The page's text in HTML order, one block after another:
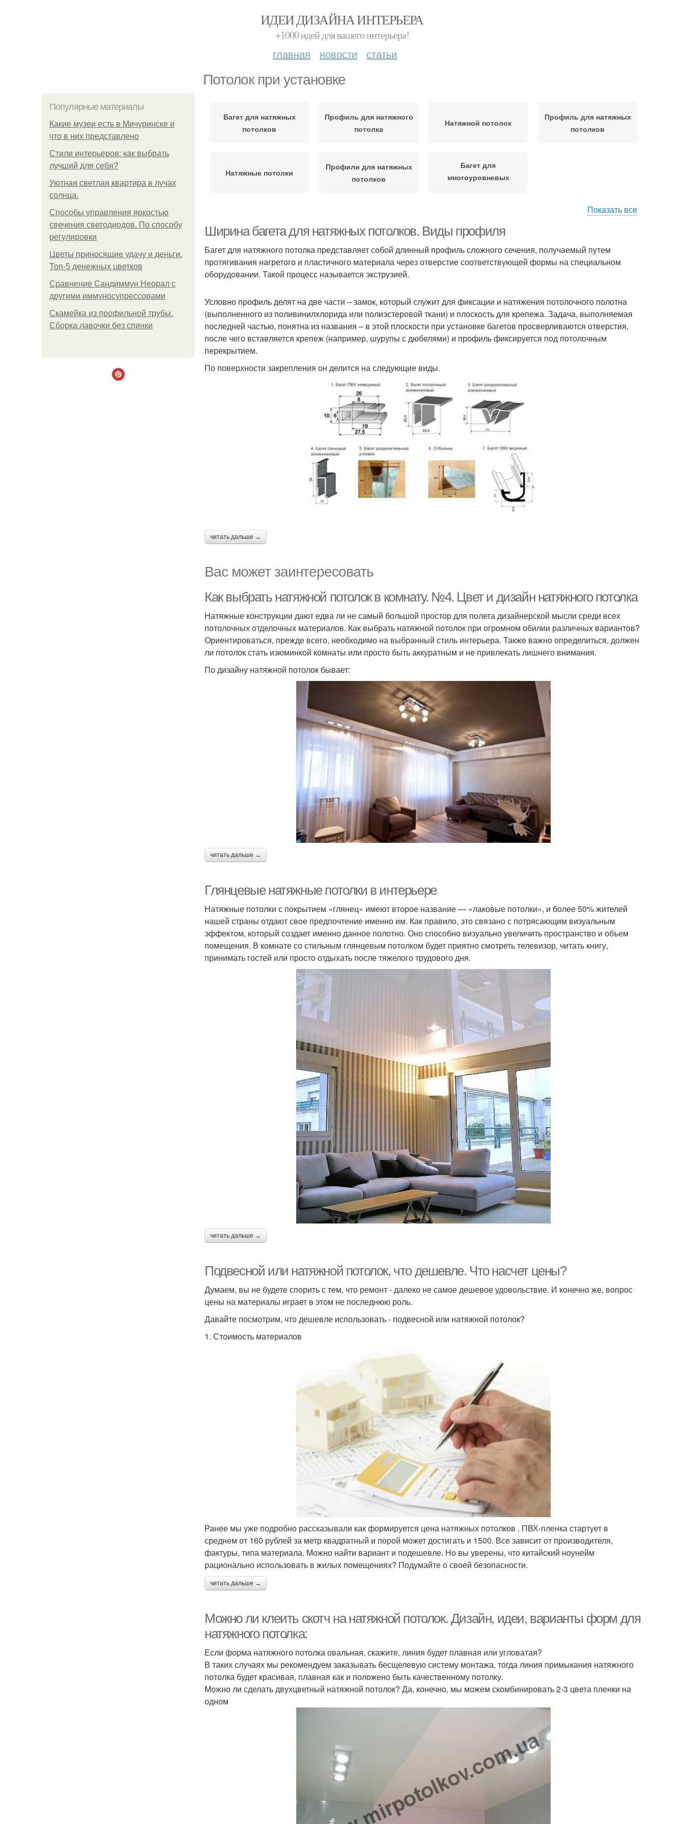
ИДЕИ ДИЗАЙНА ИНТЕРЬЕРА
+1000 идей для вашего интерьера!
главная новости статьи
Потолок при установке
Популярные материалы
Какие музеи есть в Мичуринске и
что в них представлено
Стили интерьеров: как выбрать
лучший для себя?
Уютная светлая квартира в лучах
солнца.
Способы управления яркостью
свечения светодиодов. По способу
регулировки
Цветы приносящие удачу и деньги.
Топ-5 денежных цветков
Сравнение Сандиммун Неорал с
другими иммуносупрессорами
Скамейка из профильной трубы.
Сборка лавочки без спинки
Багет для натяжных
потолков
Профиль для натяжного
потолка
Натяжной потолок
Профиль для натяжных
потолков
Натяжные потолки
Профили для натяжных
потолков
Багет для
многоуровневых
Показать все
Ширина багета для натяжных потолков. Виды профиля
Багет для натяжного потолка представляет собой длинный профиль сложного сечения, получаемый путем
протягивания нагретого и пластичного материала через отверстие соответствующей формы на специальном
оборудовании. Такой процесс называется экструзией.
Условно профиль делят на две части – замок, который служит для фиксации и натяжения потолочного полотна
(выполненного из поливинилхлорида или полиэстеровой ткани) и плоскость для крепежа. Задача, выполняемая
последней частью, понятна из названия – в этой плоскости при установке багетов просверливаются отверстия,
после чего вставляется крепеж (например, шурупы с дюбелями) и профиль фиксируется под потолочным
перекрытием.
По поверхности закрепления он делится на следующие виды.
читать дальше →
Вас может заинтересовать
Как выбрать натяжной потолок в комнату. №4. Цвет и дизайн натяжного потолка
Натяжные конструкции дают едва ли не самый большой простор для полета дизайнерской мысли среди всех
потолочных отделочных материалов. Как выбрать натяжной потолок при огромном обилии различных вариантов?
Ориентироваться, прежде всего, необходимо на выбранный стиль интерьера. Также важно определиться, должен
ли потолок стать изюминкой комнаты или просто быть аккуратным и не привлекать лишнего внимания.
По дизайну натяжной потолок бывает:
читать дальше →
Глянцевые натяжные потолки в интерьере
Натяжные потолки с покрытием «глянец» имеют второе название — «лаковые потолки», и более 50% жителей
нашей страны отдают свое предпочтение именно им. Как правило, это связано с потрясающим визуальным
эффектом, который создает именно данное полотно. Оно способно визуально увеличить пространство и объем
помещения. В комнате со стильным глянцевым потолком будет приятно смотреть телевизор, читать книгу,
принимать гостей или просто отдыхать после тяжелого трудового дня.
читать дальше →
Подвесной или натяжной потолок, что дешевле. Что насчет цены?
Думаем, вы не будете спорить с тем, что ремонт - далеко не самое дешевое удовольствие. И конечно же, вопрос
цены на материалы играет в этом не последнюю роль.
Давайте посмотрим, что дешевле использовать - подвесной или натяжной потолок?
1. Стоимость материалов
Ранее мы уже подробно рассказывали как формируется цена натяжных потолков . ПВХ-пленка стартует в
среднем от 160 рублей за метр квадратный и порой может достигать и 1500. Все зависит от производителя,
фактуры, типа материала. Можно найти вариант и подешевле. Но вы уверены, что китайский ноунейм
рационально использовать в жилых помещениях? Подумайте о своей безопасности.
читать дальше →
Можно ли клеить скотч на натяжной потолок. Дизайн, идеи, варианты форм для
натяжного потолка:
Если форма натяжного потолка овальная, скажите, линия будет плавная или угловатая?
В таких случаях мы рекомендуем заказывать бесщелевую систему монтажа, тогда линия примыкания натяжного
потолка будет красивая, плавная как и положено быть качественному потолку.
Можно ли сделать двухцветный натяжной потолок? Да, конечно, мы можем скомбинировать 2-3 цвета пленки на
одном